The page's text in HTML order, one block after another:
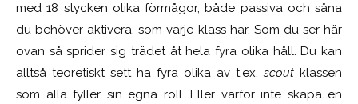
med 18 stycken olika förmågor, både passiva och såna
du behöver aktivera, som varje klass har. Som du ser här
ovan så sprider sig trädet åt hela fyra olika håll. Du kan
alltså teoretiskt sett ha fyra olika av t.ex. scout klassen
som alla fyller sin egna roll. Eller varför inte skapa en